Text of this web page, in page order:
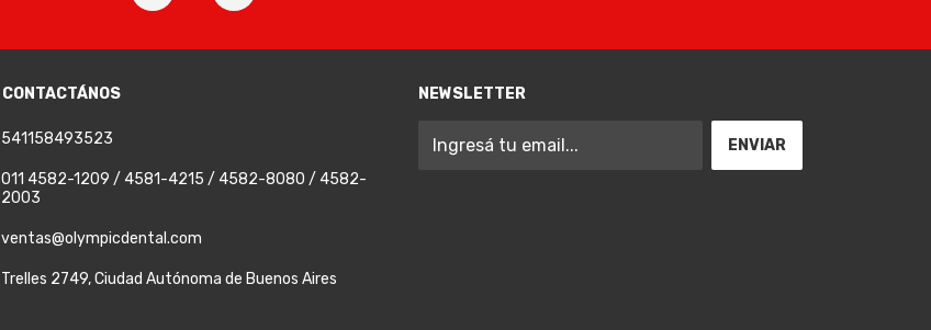
CONTACTÁNOS
541158493523
011 4582-1209 / 4581-4215 / 4582-8080 / 4582-
2003
ventas@olympicdental.com
Trelles 2749, Ciudad Autónoma de Buenos Aires
NEWSLETTER